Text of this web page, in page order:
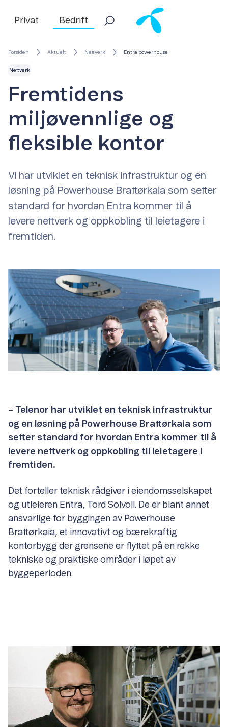
Privat Bedrift
Forsiden Aktuelt Nettverk Entra powerhouse
Nettverk
Fremtidens
miljøvennlige og
fleksible kontor
Vi har utviklet en teknisk infrastruktur og en
løsning på Powerhouse Brattørkaia som setter
standard for hvordan Entra kommer til å
levere nettverk og oppkobling til leietagere i
fremtiden.
– Telenor har utviklet en teknisk infrastruktur
og en løsning på Powerhouse Brattørkaia som
setter standard for hvordan Entra kommer til å
levere nettverk og oppkobling til leietagere i
fremtiden.
Det forteller teknisk rådgiver i eiendomsselskapet
og utleieren Entra, Tord Solvoll. De er blant annet
ansvarlige for byggingen av Powerhouse
Brattørkaia, et innovativt og bærekraftig
kontorbygg der grensene er flyttet på en rekke
tekniske og praktiske områder i løpet av
byggeperioden.